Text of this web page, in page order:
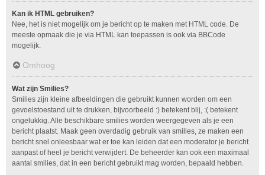
Kan ik HTML gebruiken?
Nee, het is niet mogelijk om je bericht op te maken met HTML code. De
meeste opmaak die je via HTML kan toepassen is ook via BBCode
mogelijk.
Omhoog
Wat zijn Smilies?
Smilies zijn kleine afbeeldingen die gebruikt kunnen worden om een
gevoelstoestand uit te drukken, bijvoorbeeld :) betekent blij, :( betekent
ongelukkig. Alle beschikbare smilies worden weergegeven als je een
bericht plaatst. Maak geen overdadig gebruik van smilies, ze maken een
bericht snel onleesbaar wat er toe kan leiden dat een moderator je bericht
aanpast of heel je bericht verwijdert. De beheerder kan ook een maximaal
aantal smilies, dat in een bericht gebruikt mag worden, bepaald hebben.